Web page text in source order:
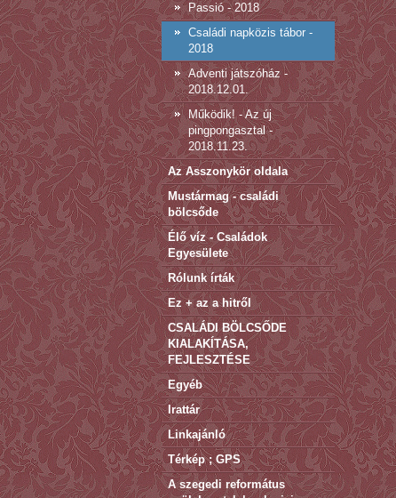
Passió - 2018
Családi napközis tábor -
2018
Adventi játszóház -
2018.12.01.
Működik! - Az új
pingpongasztal -
2018.11.23.
Az Asszonykör oldala
Mustármag - családi
bölcsőde
Élő víz - Családok
Egyesülete
Rólunk írták
Ez + az a hitről
CSALÁDI BÖLCSŐDE
KIALAKÍTÁSA,
FEJLESZTÉSE
Egyéb
Irattár
Linkajánló
Térkép ; GPS
A szegedi református